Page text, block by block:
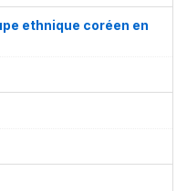
ethnique coréen en